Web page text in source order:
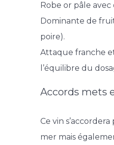
Robe or pâle avec
Dominante de
poire).
Attaque franche
l’équilibre du
Accords mets
Ce vin
mer mais